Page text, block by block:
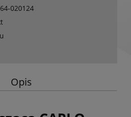
020124
Opis